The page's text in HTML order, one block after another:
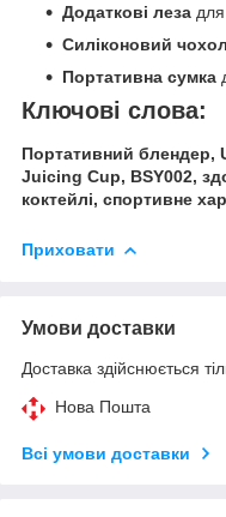
Додаткові леза для
Силіконовий чохол
Портативна сумка
Ключові слова:
Портативний блендер,
Juicing Cup, BSY002,
коктейлі, спортивне
Приховати
Умови доставки
Доставка здійснюється
Нова Пошта
Всі умови доставки